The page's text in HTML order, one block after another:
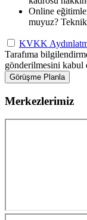
Online
muyuz?
KVKK
Tarafıma
gönderilmesini kabul
Görüşme Planla
Merkezlerimiz